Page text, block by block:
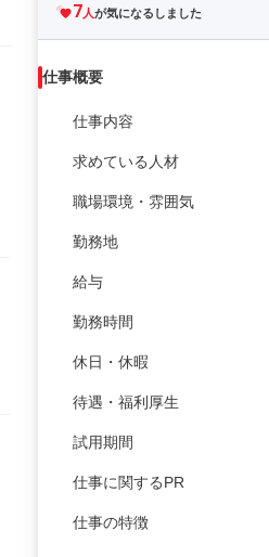
7人が気になるしました
仕事概要
仕事内容
求めている人材
職場環境・雰囲気
勤務地
給与
勤務時間
休日・休暇
待遇・福利厚生
試用期間
仕事に関するPR
仕事の特徴